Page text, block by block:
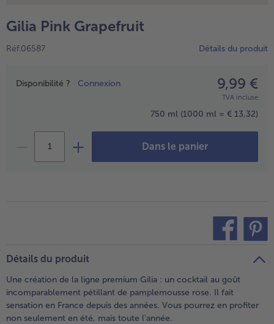
TousUstensiles de cuisine
Tousbofrost*free
Tousbofrost*plus.
Alternatives végétale
- 5 € à l’achat de 7 menus au choix
Gilia Pink Grapefruit
Réf.06587 Détails du produit
Prix
Disponibilité ? Connexion 9,99 €
TVA incluse
750 ml (1000 ml = € 13,32)
Dans le panier
Détails du produit
Une création de la ligne premium Gilia : un cocktail au goût
incomparablement pétillant de pamplemousse rose. Il fait
sensation en France depuis des années. Vous pourrez en profiter
non seulement en été, mais toute l'année.